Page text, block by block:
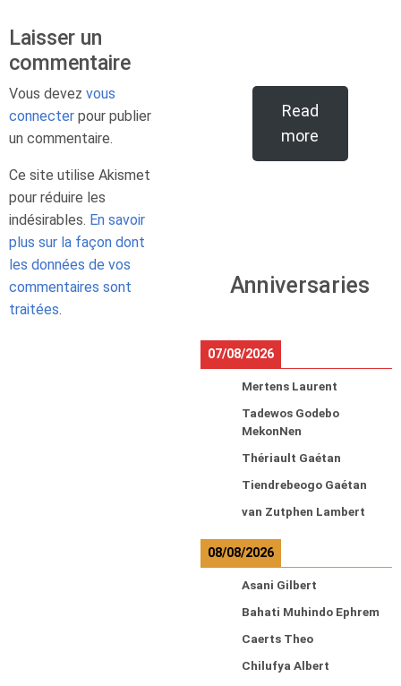
Laisser un
commentaire
Vous devez vous
connecter pour publier
un commentaire.
Ce site utilise Akismet
pour réduire les
indésirables. En savoir
plus sur la façon dont
les données de vos
commentaires sont
traitées.
Read
more
Anniversaries
07/08/2026
Mertens Laurent
Tadewos Godebo
MekonNen
Thériault Gaétan
Tiendrebeogo Gaétan
van Zutphen Lambert
08/08/2026
Asani Gilbert
Bahati Muhindo Ephrem
Caerts Theo
Chilufya Albert